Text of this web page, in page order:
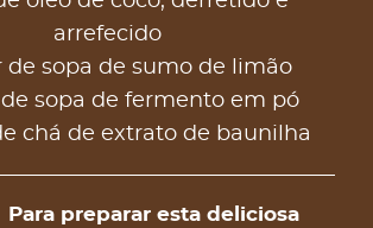
arrefecido
de sopa de sumo de limão
de sopa de fermento em pó
chá de extrato de baunilha
Para preparar esta deliciosa